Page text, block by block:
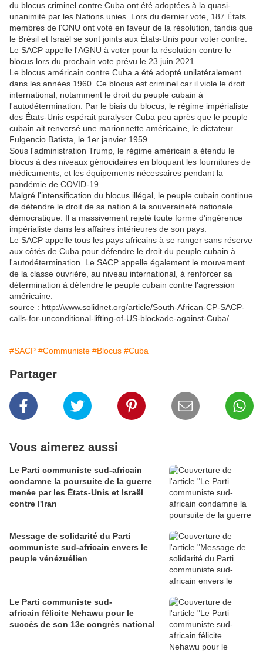
du blocus criminel contre Cuba ont été adoptées à la quasi-
unanimité par les Nations unies. Lors du dernier vote, 187 États
membres de l'ONU ont voté en faveur de la résolution, tandis que
le Brésil et Israël se sont joints aux États-Unis pour voter contre.
Le SACP appelle l'AGNU à voter pour la résolution contre le
blocus lors du prochain vote prévu le 23 juin 2021.
Le blocus américain contre Cuba a été adopté unilatéralement
dans les années 1960. Ce blocus est criminel car il viole le droit
international, notamment le droit du peuple cubain à
l'autodétermination. Par le biais du blocus, le régime impérialiste
des États-Unis espérait paralyser Cuba peu après que le peuple
cubain ait renversé une marionnette américaine, le dictateur
Fulgencio Batista, le 1er janvier 1959.
Sous l'administration Trump, le régime américain a étendu le
blocus à des niveaux génocidaires en bloquant les fournitures de
médicaments, et les équipements nécessaires pendant la
pandémie de COVID-19.
Malgré l'intensification du blocus illégal, le peuple cubain continue
de défendre le droit de sa nation à la souveraineté nationale
démocratique. Il a massivement rejeté toute forme d'ingérence
impérialiste dans les affaires intérieures de son pays.
Le SACP appelle tous les pays africains à se ranger sans réserve
aux côtés de Cuba pour défendre le droit du peuple cubain à
l'autodétermination. Le SACP appelle également le mouvement
de la classe ouvrière, au niveau international, à renforcer sa
détermination à défendre le peuple cubain contre l'agression
américaine.
source : http://www.solidnet.org/article/South-African-CP-SACP-
calls-for-unconditional-lifting-of-US-blockade-against-Cuba/
#SACP #Communiste #Blocus #Cuba
Partager
Vous aimerez aussi
Le Parti communiste sud-africain
condamne la poursuite de la guerre
menée par les États-Unis et Israël
contre l'Iran
Message de solidarité du Parti
communiste sud-africain envers le
peuple vénézuélien
Le Parti communiste sud-
africain félicite Nehawu pour le
succès de son 13e congrès national